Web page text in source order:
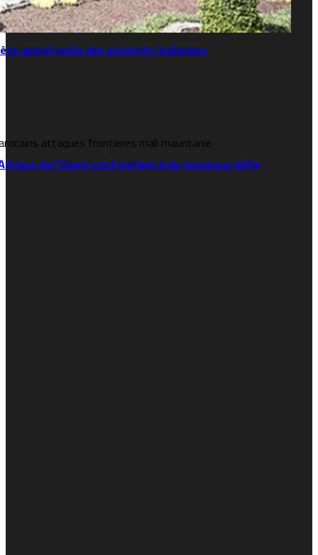
approfondie des autorités italiennes
de l’Ouest confrontées à de nouveaux défis